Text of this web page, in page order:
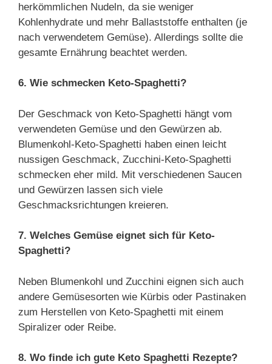
herkömmlichen Nudeln, da sie weniger
Kohlenhydrate und mehr Ballaststoffe enthalten (je
nach verwendetem Gemüse). Allerdings sollte die
gesamte Ernährung beachtet werden.
6. Wie schmecken Keto-Spaghetti?
Der Geschmack von Keto-Spaghetti hängt vom
verwendeten Gemüse und den Gewürzen ab.
Blumenkohl-Keto-Spaghetti haben einen leicht
nussigen Geschmack, Zucchini-Keto-Spaghetti
schmecken eher mild. Mit verschiedenen Saucen
und Gewürzen lassen sich viele
Geschmacksrichtungen kreieren.
7. Welches Gemüse eignet sich für Keto-
Spaghetti?
Neben Blumenkohl und Zucchini eignen sich auch
andere Gemüsesorten wie Kürbis oder Pastinaken
zum Herstellen von Keto-Spaghetti mit einem
Spiralizer oder Reibe.
8. Wo finde ich gute Keto Spaghetti Rezepte?